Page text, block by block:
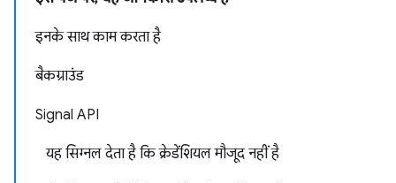
इनके साथ काम करता है
बैकग्राउंड
Signal API
यह सिग्नल देता है कि क्रेडेंशियल मौजूद नहीं है